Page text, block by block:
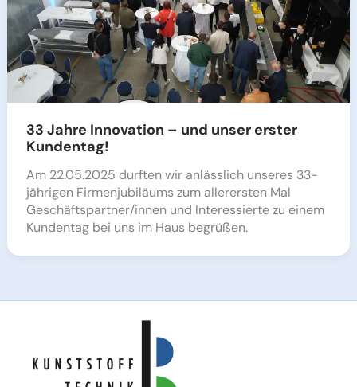
33 Jahre Innovation – und unser erster
Kundentag!
Am 22.05.2025 durften wir anlässlich unseres 33-
jährigen Firmen­ju­bi­läums zum aller­ersten Mal
Geschäftspartner/innen und Inter­es­sierte zu einem
Kundentag bei uns im Haus begrüßen.